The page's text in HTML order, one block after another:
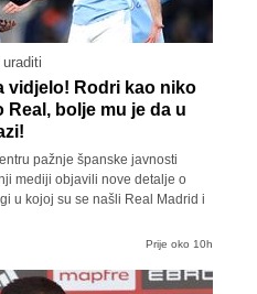
vidjelo! Rodri kao niko
Real, bolje mu je da u
pažnje španske javnosti
mediji objavili nove detalje o
u kojoj su se našli Real Madrid i
Prije oko 10h